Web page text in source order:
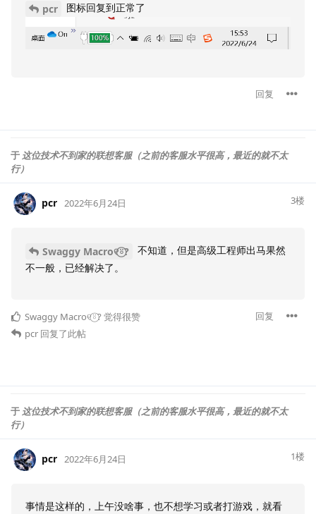
pcr 图标回复到正常了
回复
于 这位技术不到家的联想客服（之前的客服水平很高，最近的就不太
行）
pcr 2022年6月24日 3楼
Swaggy Macro୧⍤⃝?
不知道，但是高级工程师出马果然
不一般，已经解决了。
回复
Swaggy Macro୧⍤⃝?觉得很赞
pcr 回复了此帖
于 这位技术不到家的联想客服（之前的客服水平很高，最近的就不太
行）
pcr 2022年6月24日 1楼
事情是这样的，上午没啥事，也不想学习或者打游戏，就看